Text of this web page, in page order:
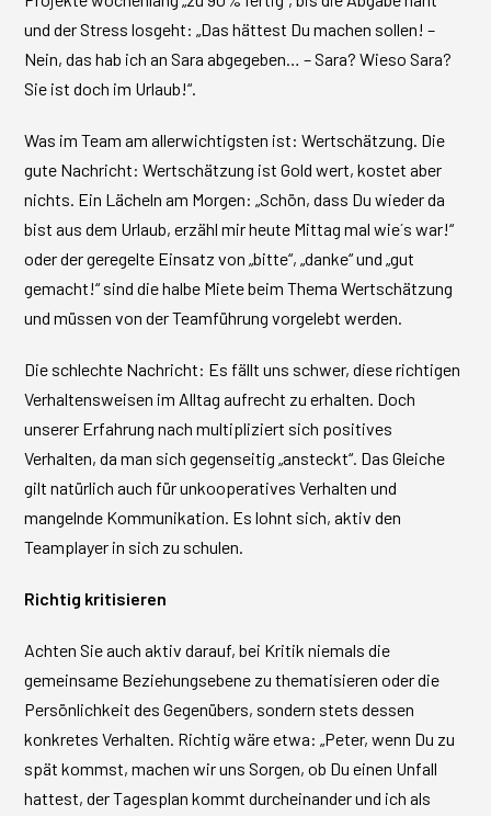
und der Stress losgeht: „Das hättest Du machen sollen! –
Nein, das hab ich an Sara abgegeben… – Sara? Wieso Sara?
Sie ist doch im Urlaub!“.
Was im Team am allerwichtigsten ist: Wertschätzung. Die
gute Nachricht: Wertschätzung ist Gold wert, kostet aber
nichts. Ein Lächeln am Morgen: „Schön, dass Du wieder da
bist aus dem Urlaub, erzähl mir heute Mittag mal wie´s war!“
oder der geregelte Einsatz von „bitte“, „danke“ und „gut
gemacht!“ sind die halbe Miete beim Thema Wertschätzung
und müssen von der Teamführung vorgelebt werden.
Die schlechte Nachricht: Es fällt uns schwer, diese richtigen
Verhaltensweisen im Alltag aufrecht zu erhalten. Doch
unserer Erfahrung nach multipliziert sich positives
Verhalten, da man sich gegenseitig „ansteckt“. Das Gleiche
gilt natürlich auch für unkooperatives Verhalten und
mangelnde Kommunikation. Es lohnt sich, aktiv den
Teamplayer in sich zu schulen.
Richtig kritisieren
Achten Sie auch aktiv darauf, bei Kritik niemals die
gemeinsame Beziehungsebene zu thematisieren oder die
Persönlichkeit des Gegenübers, sondern stets dessen
konkretes Verhalten. Richtig wäre etwa: „Peter, wenn Du zu
spät kommst, machen wir uns Sorgen, ob Du einen Unfall
hattest, der Tagesplan kommt durcheinander und ich als